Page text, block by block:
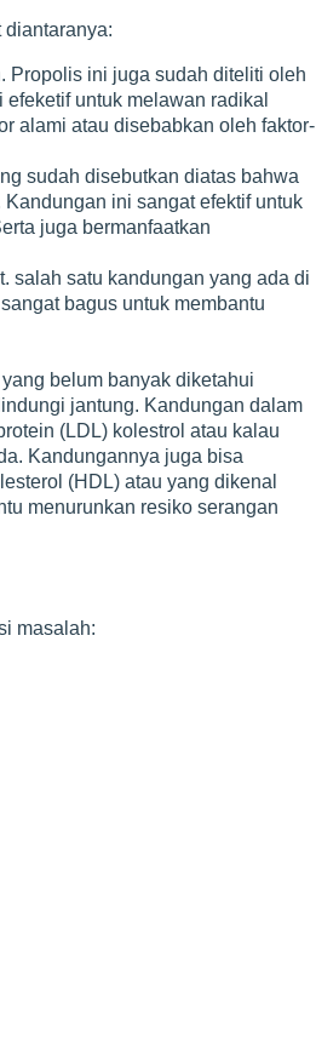
Propolis ini juga sudah diteliti oleh
untuk melawan radikal
alami atau disebabkan oleh faktor-
sudah disebutkan diatas bahwa
ini sangat efektif untuk
juga bermanfaatkan
salah satu kandungan yang ada di
bagus untuk membantu
belum banyak diketahui
jantung. Kandungan dalam
(LDL) kolestrol atau kalau
Kandungannya juga bisa
(HDL) atau yang dikenal
menurunkan resiko serangan
masalah: